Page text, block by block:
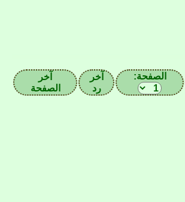
الصفحة:
آخر
رد
آخر
الصفحة